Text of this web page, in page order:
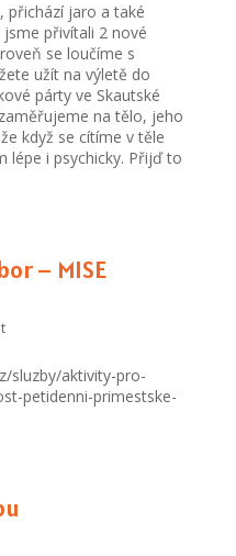
přichází jaro a také
přivítali 2 nové
se loučíme s
užít na výletě do
párty ve Skautské
na tělo, jeho
když se cítíme v těle
lépe i psychicky. Přijď to
– MISE
sluzby/aktivity-pro-
petidenni-primestske-